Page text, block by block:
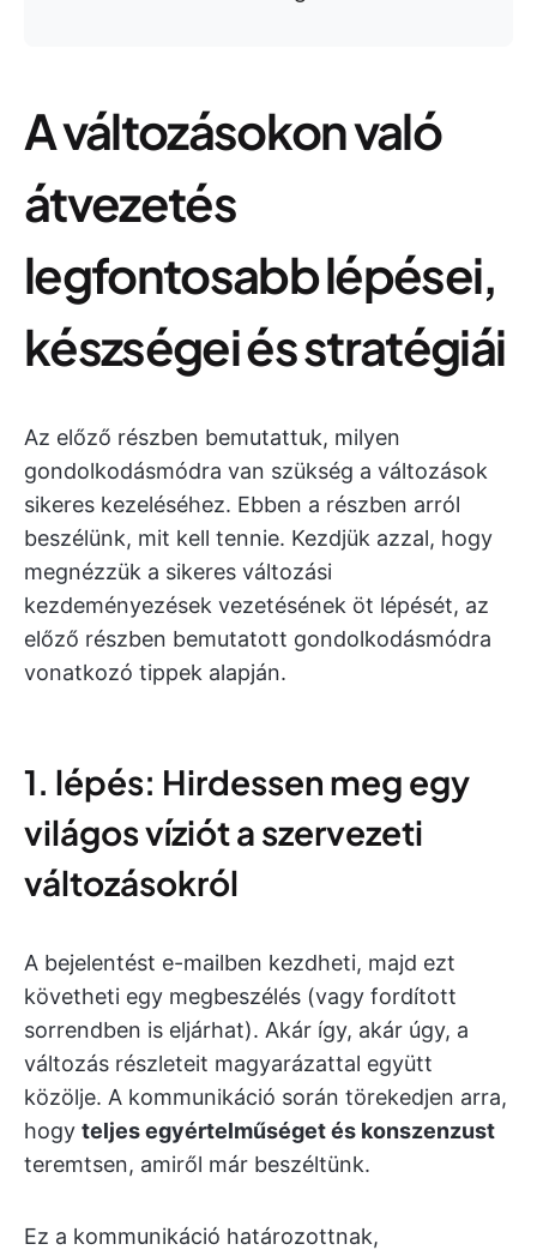
A változásokon való
átvezetés
legfontosabb lépései,
készségei és stratégiái
Az előző részben bemutattuk, milyen
gondolkodásmódra van szükség a változások
sikeres kezeléséhez. Ebben a részben arról
beszélünk, mit kell tennie. Kezdjük azzal, hogy
megnézzük a sikeres változási
kezdeményezések vezetésének öt lépését, az
előző részben bemutatott gondolkodásmódra
vonatkozó tippek alapján.
1. lépés: Hirdessen meg egy
világos víziót a szervezeti
változásokról
A bejelentést e-mailben kezdheti, majd ezt
követheti egy megbeszélés (vagy fordított
sorrendben is eljárhat). Akár így, akár úgy, a
változás részleteit magyarázattal együtt
közölje. A kommunikáció során törekedjen arra,
hogy teljes egyértelműséget és konszenzust
teremtsen, amiről már beszéltünk.
Ez a kommunikáció határozottnak,